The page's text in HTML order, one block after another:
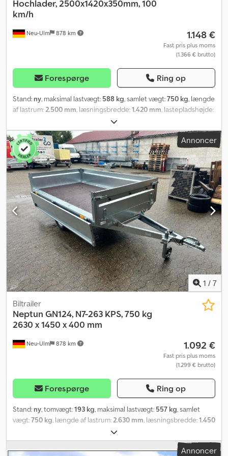
Neu-Ulm 878 km
Hochlader, 2500x1420x350mm, 100
km/h
1.148 €
Fast pris plus moms
(1.366 € brutto)
Forespørge Ring op
Stand: ny, maksimal lastvægt: 588 kg, samlet vægt:750 kg, længde
af lastrum: 2.500 mm , læsningsbredde:1.420 mm , lastepladshøjde:
1,4 m³
960 mm, arbejdsbredde:1.490 mm, Producent: Brenderup, Type:
Brenderup 3251S UB, Tipvogn, stål. Tilladt totalvægt: 750 kg,
ubremset. Nyttelast: 588 kg. Egenvægt: 162 kg. Kasse-mål: 2500 x
1420 x 350 mm. Dækstørrelse: 13 tommer. Ladehøjde: 610 mm. Alle
sidevægge kan afmonteres og klappes ned. Inkl. 6 surringsøjer.
Pris inkl. registreringsattest (del II og COC-dokumenter). Vi har et
stort antal trailere fra følgende producenter på lager: Brenderup,
Humbaur, Hapert, Unsinn og Neptun. Efter ønske kan vi udstede
en gratis overførselsplade. Vi reparerer trailere fra alle
producenter. Yderligere tilbehør fås efter forespørgsel. Tekniske
ændringer, prisændringer og fejl forbeholdes. Der påtages intet
ansvar for fejl og trykfejl. Gummifjedret aksel, varmgalvaniseret,
ubremset, inkl. garanti. Brenderup anvender galvaniserede
komponenter, som optimalt beskytter traileren mod rust.
Brugervenlige låse, presenningsknapperne er monteret på
traileren som standard. V-formet sikkerhedstræk, 6 indvendige
surringsøjer, 13-polet stik med baklygte, alle sidevægge kan
afmonteres og klappes ned. Cedpfx Aegfwz Dofqjha
Annoncer
1 / 7
Neu-Ulm 878 km
Biltrailer
Neptun GN124, N7-263 KPS, 750 kg
2630 x 1450 x 400 mm
1.092 €
Fast pris plus moms
(1.299 € brutto)
Forespørge Ring op
Stand: ny, tomvægt:193 kg, maksimal lastvægt: 557 kg, samlet
vægt:750 kg, længde af lastrum:2.630 mm, læsningsbredde:1.450
, lastepladsvolumen:
anden, bygningshøjde:107 mm, arbejdsbredde:1.570 mm,
Producent: Neptun, Type: Tipvogn GN124, N7-263 KPS, TilladtAnnoncer